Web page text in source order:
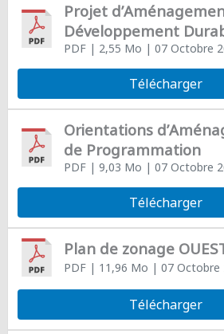
Projet
Développement
PDF| 2,55 Mo | 07 Octobre
Télécharger
Orientations
de Programmation
PDF| 9,03 Mo | 07 Octobre
Télécharger
Plan de zonage
PDF| 11,96 Mo | 07 Octobre
Télécharger